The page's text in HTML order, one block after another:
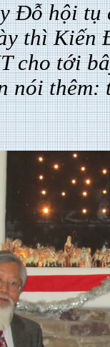
Đỗ hội tụ
thì Kiến
cho tới
nói thêm: